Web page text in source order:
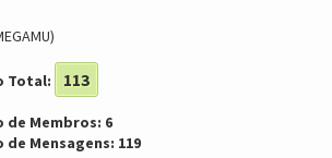
Total: 113
de Membros: 6
de Mensagens: 119